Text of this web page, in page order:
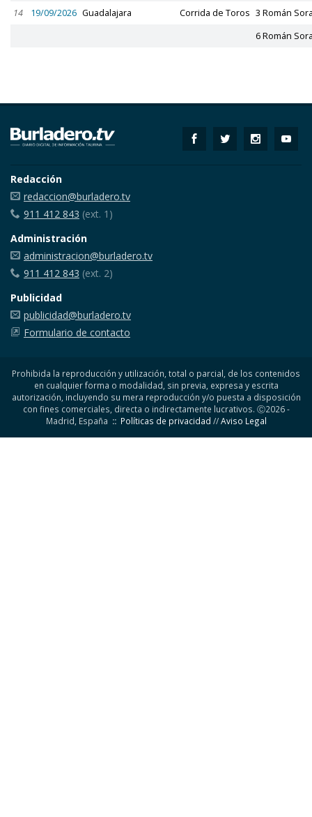
14
19/09/2026 Guadalajara Corrida de Toros 3 Román
6 Román
Redacción
redaccion@burladero.tv
911 412 843 (ext. 1)
Administración
administracion@burladero.tv
911 412 843 (ext. 2)
Publicidad
publicidad@burladero.tv
Formulario de contacto
Prohibida la reproducción y utilización, total o parcial, de los contenidos
en cualquier forma o modalidad, sin previa, expresa y escrita
autorización, incluyendo su mera reproducción y/o puesta a disposición
con fines comerciales, directa o indirectamente lucrativos. Ⓒ2026 -
Madrid, España :: Políticas de privacidad //Aviso Legal